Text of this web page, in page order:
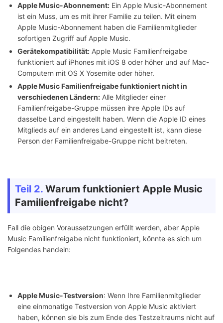
Apple Music-Abonnement: Ein Apple Music-Abonnement
ist ein Muss, um es mit ihrer Familie zu teilen. Mit einem
Apple Music-Abonnement haben die Familienmitglieder
sofortigen Zugriff auf Apple Music.
Gerätekompatibilität: Apple Music Familienfreigabe
funktioniert auf iPhones mit iOS 8 oder höher und auf Mac-
Computern mit OS X Yosemite oder höher.
Apple Music Familienfreigabe funktioniert nicht in
verschiedenen Ländern: Alle Mitglieder einer
Familienfreigabe-Gruppe müssen ihre Apple IDs auf
dasselbe Land eingestellt haben. Wenn die Apple ID eines
Mitglieds auf ein anderes Land eingestellt ist, kann diese
Person der Familienfreigabe-Gruppe nicht beitreten.
Teil 2. Warum funktioniert Apple Music
Familienfreigabe nicht?
Fall die obigen Voraussetzungen erfüllt werden, aber Apple
Music Familienfreigabe nicht funktioniert, könnte es sich um
Folgendes handeln:
Apple Music-Testversion: Wenn Ihre Familienmitglieder
eine einmonatige Testversion von Apple Music aktiviert
haben, können sie bis zum Ende des Testzeitraums nicht auf